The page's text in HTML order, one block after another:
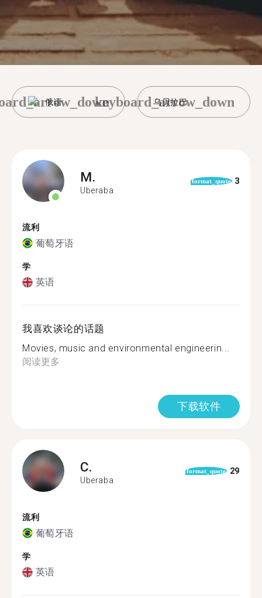
俄语 乌贝拉巴
keyboard_arrow_down
M.
Uberaba
format_quote 3
流利
葡萄牙语
学
英语
我喜欢谈论的话题
Movies, music and environmental engineerin...
阅读更多
下载软件
C.
Uberaba
format_quote 29
流利
葡萄牙语
学
英语